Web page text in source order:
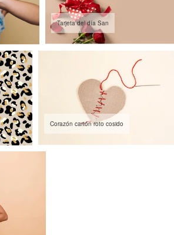
Tarjeta del día San
Corazón cartón roto cosido